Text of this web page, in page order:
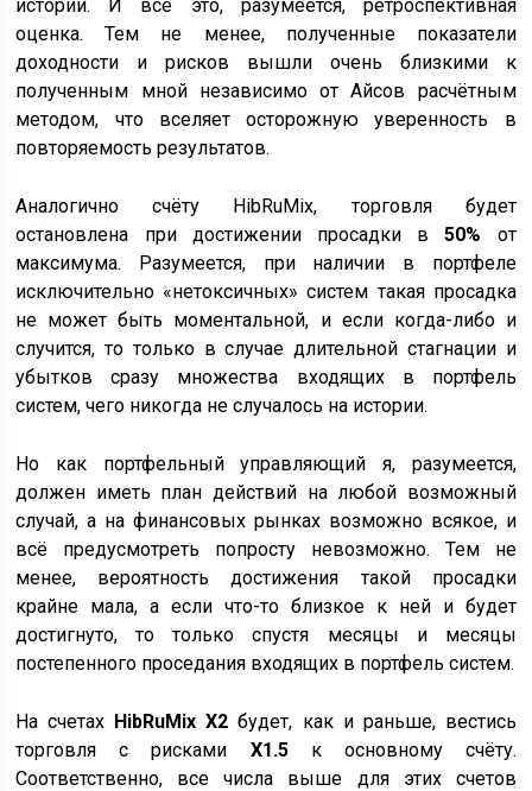
истории. И всё это, разумеется, ретроспективная
оценка. Тем не менее, полученные показатели
доходности и рисков вышли очень близкими к
полученным мной независимо от Айсов расчётным
методом, что вселяет осторожную уверенность в
повторяемость результатов.
Аналогично счёту HibRuMix, торговля будет
остановлена при достижении просадки в50% от
максимума. Разумеется, при наличии в портфеле
исключительно «нетоксичных» систем такая просадка
не может быть моментальной, и если когда-либо и
случится, то только в случае длительной стагнации и
убытков сразу множества входящих в портфель
систем, чего никогда не случалось на истории.
Но как портфельный управляющий я, разумеется,
должен иметь план действий на любой возможный
случай, а на финансовых рынках возможно всякое, и
всё предусмотреть попросту невозможно. Тем не
менее, вероятность достижения такой просадки
крайне мала, а если что-то близкое к ней и будет
достигнуто, то только спустя месяцы и месяцы
постепенного проседания входящих в портфель систем.
На счетах HibRuMix X2 будет, как и раньше, вестись
торговля с рисками X1.5к основному счёту.
Соответственно, все числа выше для этих счетов